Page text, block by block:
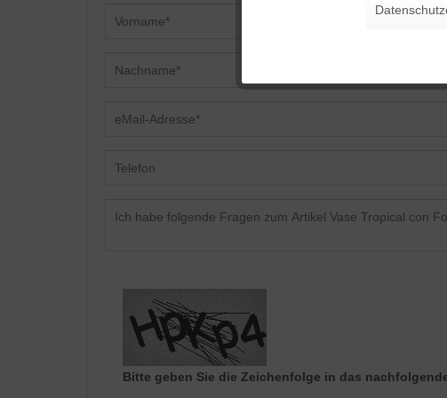
Bitte geben Sie die Zeichenfolge in das